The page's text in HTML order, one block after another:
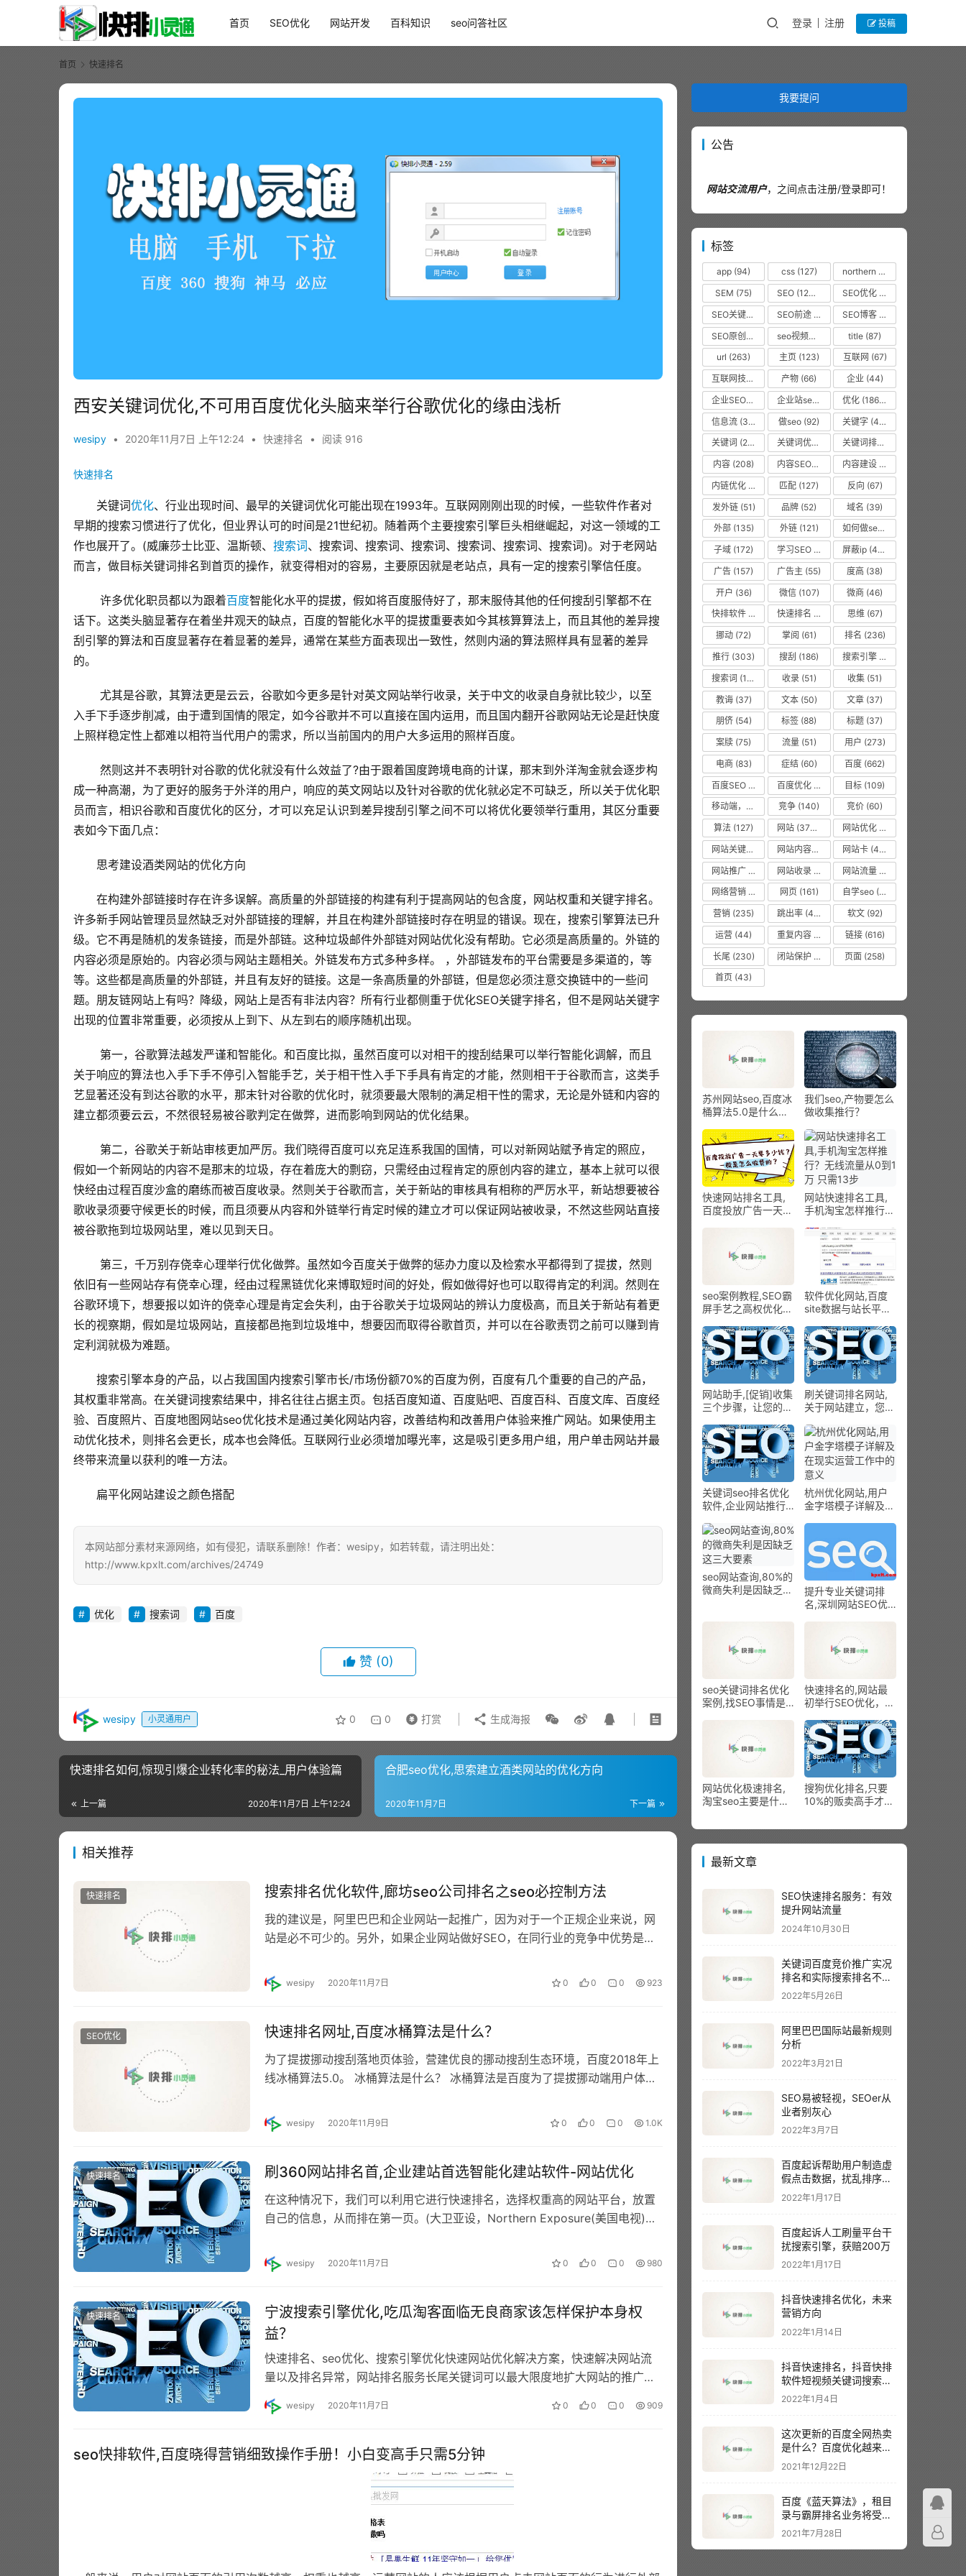
首页 SEO优化 网站开发 百科知识 seo问答社区 登录 注册 投稿
首页 快速排名
西安关键词优化,不可用百度优化头脑来举行谷歌优化的缘由浅析
wesipy • 2020年11月7日 上午12:24 • 快速排名 • 阅读 916
快速排名
关键词优化、行业出现时间、最早的关键词优化可能出现在1993年。互联网刚刚出现的时候，一些软件作者对
早期的搜索习惯进行了优化，但业界认可的时间是21世纪初。随着两个主要搜索引擎巨头相继崛起，对这一领域的工
作也展开了。(威廉莎士比亚、温斯顿、 搜索词、搜索词、搜索词、搜索词、搜索词、搜索词、搜索词)。对于老网站
而言，做目标关键词排名到首页的操作，就变得相对的容易，主要原因就是老站点，具有一定的搜索引擎信任度。
许多优化职员都以为跟着百度智能化水平的提拔，假如将百度服侍好了，那末服侍其他的任何搜刮引擎都不在
话下。这类头脑显著存在着坐井观天的缺点，百度的智能化水平的提拔重要表如今其核算算法上，而且其他的差异搜
刮引擎的算法和百度显著存在着显著的差异，通常在某些方面表现出一致性，然则内涵的算法照样具有显著的差异
的。
入手下手逐步削减，由于遭到国情的限定，如今谷歌并不可以直接在国内运用，而且国内翻开谷歌网站无论是赶快度
上照样稳定性上都难以相符当代用户的需求，所以当前国内的用户大多运用的照样百度。
成一种高潮，为了更好的服务于外洋的用户，响应的英文网站以及针对谷歌的优化就必定不可缺乏，所以关于优化职
员而言，相识谷歌和百度优化的区分，才可以充足认识到差异搜刮引擎之间不可以将优化要领举行重用，其区分重要
表如今下面几点：
思考建设酒类网站的优化方向
在构建外部链接时存在许多误解。高质量的外部链接的构建有利于提高网站的包含度，网站权重和关键字排名。
许多新手网站管理员显然缺乏对外部链接的理解，并且在构建外部链接时存在明显的错误。现在，搜索引擎算法已升
级。它不再是随机的发条链接，而是外部链。这种垃圾邮件外部链对网站优化没有帮助。它必须是高质量的。外链的
内容必须是原始的。内容必须与网站主题相关。外链发布方式多种多样。 ，外部链发布的平台需要是多渠道的，等
等。这些都是高质量的外部链，并且有友好的链接。这是一条高质量的外部链，但是您必须注意交换链中的一些问
题。朋友链网站上有吗？降级，网站上是否有非法内容？所有行业都侧重于优化SEO关键字排名，但不是网站关键字
出现的位置非常重要，必须按从上到下、从左到右的顺序随机出现。
关于响应的算法也入手下手不停引入智能手艺，关于相干性入手下手具有肯定的才能，然则相干于谷歌而言，这类手
艺显著还没有到达谷歌的水平，那末针对谷歌的优化时，就须要最大限制的满足相干性的需求，无论是外链和内容的
建立都须要云云，不然很轻易被谷歌判定在做弊，进而影响到网站的优化结果。
假如一个新网站的内容不是那末的垃圾，存在着庞大的剽窃，只需经由过程肯定的原创内容的建立，基本上就可以很
快经由过程百度沙盒的磨练而被百度收录。然则关于谷歌而言，关于新站的审核具有相称的严厉水平，新站想要被谷
歌收录须要守候更长的时候，而且须要从内容和外链举行肯定时候的建立才可以保证网站被收录，不然这些网站直接
被谷歌拖到垃圾网站里，难以见到天日。
依旧有一些网站存有侥幸心理，经由过程黑链优化来博取短时间的好处，假如做得好也可以取得肯定的利润。然则在
谷歌环境下，想要报以如许的侥幸心理是肯定会失利，由于谷歌关于垃圾网站的辨认力度极高，而且关于新站有着更
长的视察期，假如是垃圾网站，直接都邑拖到垃圾堆中，想要因而取得谷歌首页，并可以在谷歌责罚之前可以赚到肯
定利润就极为难题。
搜索引擎本身的产品，以占我国国内搜索引擎市长/市场份额70%的百度为例，百度有几个重要的自己的产品，
其权重非常高。在关键词搜索结果中，排名往往占据主页。包括百度知道、百度贴吧、百度百科、百度文库、百度经
验、百度照片、百度地图网站seo优化技术是通过美化网站内容，改善结构和改善用户体验来推广网站。如果使用主
动优化技术，则排名会更长，成本也会降低。互联网行业必须增加曝光率，这是吸引更多用户组，用户单击网站并最
终带来流量以获利的唯一方法。
扁平化网站建设之颜色搭配
本网站部分素材来源网络，如有侵犯，请联系删除！作者：wesipy，如若转载，请注明出处：
http://www.kpxlt.com/archives/24749
优化 搜索词 百度
赞 (0)
wesipy 小灵通用户 0 0 打赏 生成海报
快速排名如何,惊现引爆企业转化率的秘法_用户体验篇
上一篇 2020年11月7日 上午12:24
合肥seo优化,思索建立酒类网站的优化方向
下一篇
2020年11月7日
相关推荐
快速排名 搜索排名优化软件,廊坊seo公司排名之seo必控制方法
我的建议是，阿里巴巴和企业网站一起推广，因为对于一个正规企业来说，网
站是必不可少的。另外，如果企业网站做好SEO，在同行业的竞争中优势是很
wesipy 2020年11月7日 0 0 0 923
SEO优化 快速排名网址,百度冰桶算法是什么？
为了提拔挪动搜刮落地页体验，营建优良的挪动搜刮生态环境，百度2018年上
线冰桶算法5.0。 冰桶算法是什么？ 冰桶算法是百度为了提拔挪动端用户体验
wesipy 2020年11月9日 0 0 0 1.0K
快速排名 刷360网站排名首,企业建站首选智能化建站软件-网站优化
在这种情况下，我们可以利用它进行快速排名，选择权重高的网站平台，放置
自己的信息，从而排在第一页。(大卫亚设，Northern Exposure(美国电视)，
wesipy 2020年11月7日 0 0 0 980
快速排名
宁波搜索引擎优化,吃瓜淘客面临无良商家该怎样保护本身权
益？
快速排名、seo优化、搜索引擎优化快速网站优化解决方案，快速解决网站流
量以及排名异常，网站排名服务长尾关键词可以最大限度地扩大网站的推广范
围，但要注意不要设置太多、太长的单词，以获…
wesipy 2020年11月7日 0 0 0 909
seo快排软件,百度晓得营销细致操作手册！小白变高手只需5分钟
我要提问
公告
网站交流用户，之间点击注册/登录即可！
标签
app (94) css(127) northern
SEM (75) SEO (12320) SEO优化
SEO关键词
SEO前途 SEO博客
SEO原创文章
(63) seo视频教程 title (87)
url (263) 主页(123) 互联网 (67)
互联网技术从业者
(55)
产物 (66) 企业(44)
企业SEO培训
(48) 企业站seo(35) 优化 (1866)
信息流 (37) 做seo (92) 关键字 (468)
关键词 (2010) 关键词优化 关键词排名
内容 (208) 内容SEO优化 (70)内容建设
内链优化
匹配 (127) 反向 (67)
发外链(51) 品牌 (52) 域名 (39)
外部(135) 外链(121) 如何做seo优化
子域 (172) 学习SEO 屏蔽ip (475)
广告 (157) 广告主 (55) 度高 (38)
开户 (36) 微信(107) 微商 (46)
快排软件
快速排名 思维(67)
挪动 (72) 掌阅 (61) 排名 (236)
推行 (303) 搜刮 (186) 搜索引擎
搜索词 (156) 收录(51) 收集 (51)
教诲(37) 文本(50) 文章 (37)
朋侪(54) 标签 (88) 标题 (37)
案牍 (75) 流量(51) 用户 (273)
电商(83) 症结(60) 百度 (662)
百度SEO
百度优化 目标 (109)
移动端，seo优化
(475)
竞争 (140) 竞价 (60)
算法 (127) 网站 (3750) 网站优化
网站关键词
网站内容更新 (36)网站卡 (475)
网站推广
网站收录 网站流量
网络营销
网页(161) 自学seo (50)
营销 (235) 跳出率 (479) 软文(92)
运营 (44) 重复内容 链接(616)
长尾 (230) 闭站保护 页面 (258)
首页 (43)
苏州网站seo,百度冰
桶算法5.0是什么？
相识
我们seo,产物要怎么
做收集推行？
快速网站排名工具,
百度投放广告一天要
网站快速排名工具,
手机淘宝怎样推行？
只需13步
seo案例教程,SEO霸
屏手艺之高权优化也
软件优化网站,百度
site数据与站长平台
网站助手,[促销]收集
三个步骤，让您的收
的客户价钱
刷关键词排名网站,
关于网站建立，您大
关键词seo排名优化
软件,企业网站推行
杭州优化网站,用户
金字塔模子详解及在
seo网站查询,80%的
微商失利是因缺乏这
提升专业关键词排
名,深圳网站SEO优
seo关键词排名优化
案例,找SEO事情是
快速排名的,网站最
初举行SEO优化，要
网站优化极速排名,
淘宝seo主要是什么_
搜狗优化排名,只要
10%的贩卖高手才控
最新文章
SEO快速排名服务：有效
提升网站流量
2024年10月30日
关键词百度竞价推广实况
排名和实际搜索排名不一
样？以哪个为准呢？
2022年5月26日
阿里巴巴国际站最新规则
分析
2022年3月21日
SEO易被轻视，SEOer从
业者别灰心
2022年3月7日
百度起诉帮助用户制造虚
假点击数据，扰乱排序结
果。
2022年1月17日
百度起诉人工刷量平台干
扰搜索引擎，获赔200万
2022年1月17日
抖音快速排名优化，未来
营销方向
2022年1月14日
抖音快速排名，抖音快排
软件短视频关键词搜索排
名
2022年1月4日
这次更新的百度全网热卖
是什么？百度优化越来越
难？
2021年12月22日
百度《蓝天算法》，租目
录与霸屏排名业务将受到
主要影响
2021年7月28日